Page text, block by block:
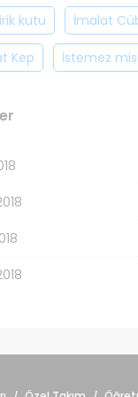
kutu İmalat
Kep İstemez